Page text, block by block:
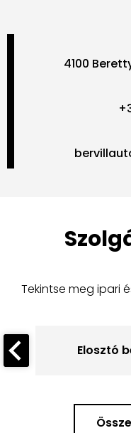
4100
Tekintse meg ipari
Elosztó